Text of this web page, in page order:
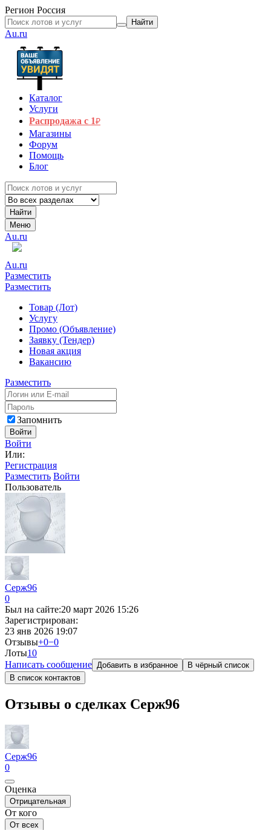
Регион Россия
Найти
Au.ru
Каталог
Услуги
Распродажа с 1₽
Магазины
Форум
Помощь
Блог
Найти
Меню
Au.ru
Au.ru
Разместить
Разместить
Товар (Лот)
Услугу
Промо (Объявление)
Заявку (Тендер)
Новая акция
Вакансию
Разместить
Запомнить
Войти
Войти
Или:
Регистрация
Разместить Войти
Пользователь
Серж96
0
Был на сайте:20 март 2026 15:26
Зарегистрирован:
23 янв 2026 19:07
Отзывы+0−0
Лоты10
Написать сообщение Добавить в избранное
В чёрный список
В список контактов
Отзывы о сделках Серж96
Серж96
0
Оценка
Отрицательная
От кого
От всех